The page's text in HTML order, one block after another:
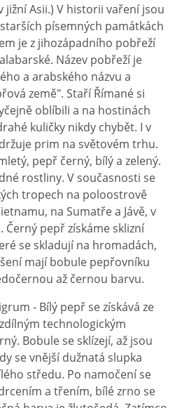
jižní Asii.) V historii vaření jsou
písemných památkách
je z jihozápadního pobřeží
Název pobřeží je
a arabského názvu a
země". Staří Římané si
oblíbili a na hostinách
kuličky nikdy chybět. I v
prim na světovém trhu.
pepř černý, bílý a zelený.
rostliny. V současnosti se
tropech na poloostrově
na Sumatře a Jávě, v
Černý pepř získáme sklizní
se skladují na hromadách,
mají bobule pepřovníku
až černou barvu.
- Bílý pepř se získává ze
technologickým
Bobule se sklízejí, až jsou
se vnější dužnatá slupka
středu. Po namočení se
a třením, bílé zrno se